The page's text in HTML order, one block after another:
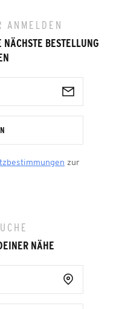
ANMELDEN
NÄCHSTE BESTELLUNG
zur
NÄHE